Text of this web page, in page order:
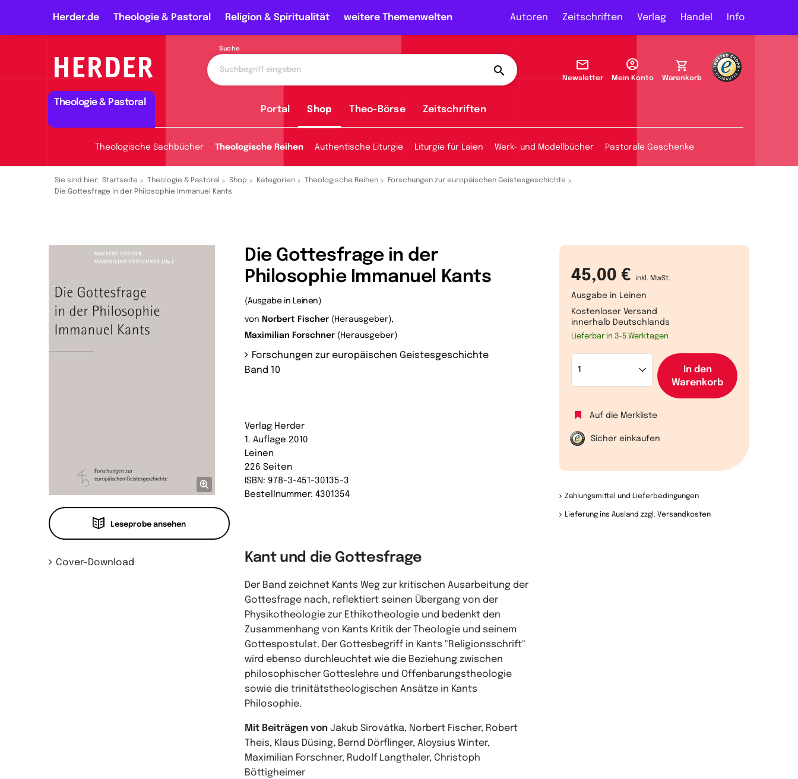
Herder.de Theologie & Pastoral Religion & Spiritualität weitere Themenwelten Autoren Zeitschriften Verlag Handel Info
Suche
Theologie & Pastoral
Newsletter Mein Konto Warenkorb
Portal Shop Theo-Börse Zeitschriften
Theologische Sachbücher Theologische Reihen Authentische Liturgie Liturgie für Laien Werk- und Modellbücher Pastorale Geschenke
Sie sind hier: Startseite Theologie & Pastoral Shop Kategorien Theologische Reihen
Forschungen zur europäischen Geistesgeschichte
Die Gottesfrage in der Philosophie Immanuel Kants
Leseprobe ansehen
Cover-Download
45,00 € inkl. MwSt.
Ausgabe in Leinen
Kostenloser Versand
innerhalb Deutschlands
Lieferbar in 3-5 Werktagen
In den
Warenkorb
Auf die Merkliste
Sicher einkaufen
Zahlungsmittel und Lieferbedingungen
Lieferung ins Ausland zzgl. Versandkosten
Die Gottesfrage in der
Philosophie Immanuel Kants
(Ausgabe in Leinen)
von Norbert Fischer (Herausgeber),
Maximilian Forschner (Herausgeber)
Forschungen zur europäischen Geistesgeschichte
Band 10
Verlag Herder
1. Auflage 2010
Leinen
226 Seiten
ISBN: 978-3-451-30135-3
Bestellnummer: 4301354
Kant und die Gottesfrage
Der Band zeichnet Kants Weg zur kritischen Ausarbeitung der
Gottesfrage nach, reflektiert seinen Übergang von der
Physikotheologie zur Ethikotheologie und bedenkt den
Zusammenhang von Kants Kritik der Theologie und seinem
Gottespostulat. Der Gottesbegriff in Kants "Religionsschrift"
wird ebenso durchleuchtet wie die Beziehung zwischen
philosophischer Gotteslehre und Offenbarungstheologie
sowie die trinitätstheologischen Ansätze in Kants
Philosophie.
Mit Beiträgen von Jakub Sirovátka, Norbert Fischer, Robert
Theis, Klaus Düsing, Bernd Dörflinger, Aloysius Winter,
Maximilian Forschner, Rudolf Langthaler, Christoph
Böttigheimer